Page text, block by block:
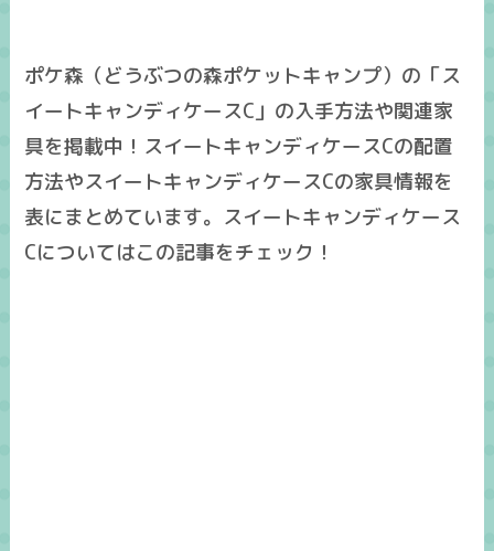
ポケ森（どうぶつの森ポケットキャンプ）の「ス
イートキャンディケースC」の入手方法や関連家
具を掲載中！スイートキャンディケースCの配置
方法やスイートキャンディケースCの家具情報を
表にまとめています。スイートキャンディケース
Cについてはこの記事をチェック！